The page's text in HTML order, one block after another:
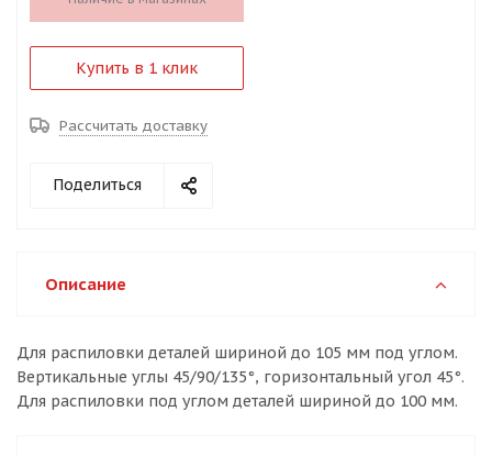
Купить в 1 клик
Рассчитать доставку
Поделиться
Описание
Для распиловки деталей шириной до 105 мм под углом.
Вертикальные углы 45/90/135°, горизонтальный угол 45°.
Для распиловки под углом деталей шириной до 100 мм.